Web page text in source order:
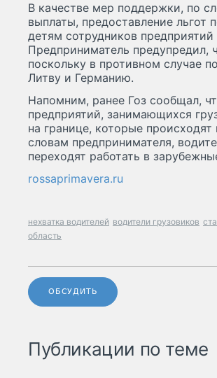
В качестве мер поддержки, по
выплаты, предоставление льгот
детям сотрудников
Предприниматель предупредил,
поскольку в противном случае
Литву и Германию.
Напомним, ранее Гоз сообщал,
предприятий, занимающихся
на границе, которые
словам предпринимателя,
переходят работать в
rossaprimavera.ru
нехватка водителей водители грузовиков
область
ОБСУДИТЬ
Публикации по теме